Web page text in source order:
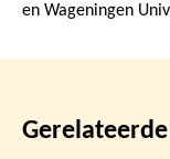
en Wageningen